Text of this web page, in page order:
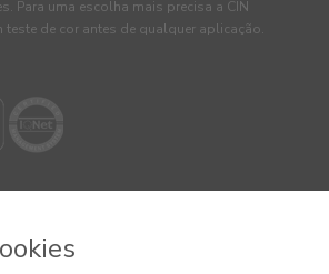
Para uma escolha mais precisa a CIN
teste de cor antes de qualquer aplicação.